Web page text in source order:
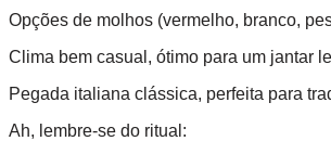
Opções de molhos (vermelho, branco,
Clima bem casual, ótimo para um jantar
Pegada italiana clássica, perfeita para
Ah, lembre-se do ritual: